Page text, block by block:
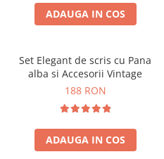
ADAUGA IN COS
Set Elegant de scris cu Pana
alba si Accesorii Vintage
188 RON
ADAUGA IN COS